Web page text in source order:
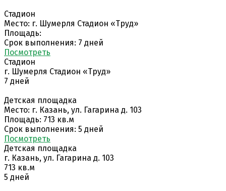
Стадион
Место: г. Шумерля Стадион «Труд»
Площадь:
Срок выполнения: 7 дней
Поcмотреть
Стадион
г. Шумерля Стадион «Труд»
7 дней
Детская площадка
Место: г. Казань, ул. Гагарина д. 103
Площадь: 713 кв.м
Срок выполнения: 5 дней
Поcмотреть
Детская площадка
г. Казань, ул. Гагарина д. 103
713 кв.м
5 дней